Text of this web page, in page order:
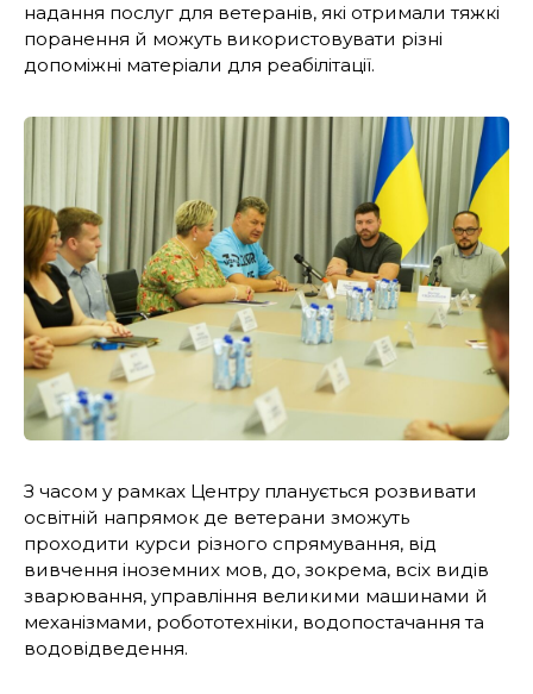
надання послуг для ветеранів, які отримали тяжкі
поранення й можуть використовувати різні
допоміжні матеріали для реабілітації.
З часом у рамках Центру планується розвивати
освітній напрямок де ветерани зможуть
проходити курси різного спрямування, від
вивчення іноземних мов, до, зокрема, всіх видів
зварювання, управління великими машинами й
механізмами, робототехніки, водопостачання та
водовідведення.